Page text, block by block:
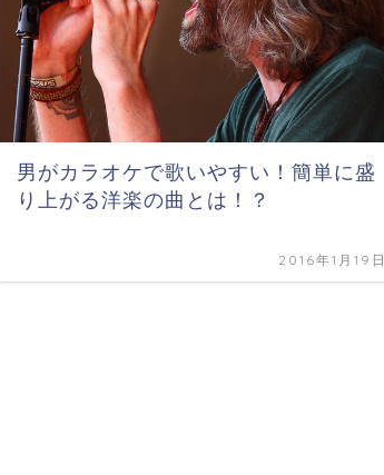
男がカラオケで歌いやすい！簡単に盛
り上がる洋楽の曲とは！？
2016年1月19日